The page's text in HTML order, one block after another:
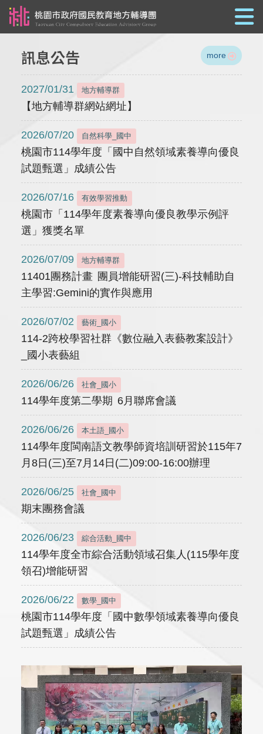
訊息公告 more
2027/01/31 地方輔導群
【地方輔導群網站網址】
2026/07/20 自然科學_國中
桃園市114學年度「國中自然領域素養導向優良
試題甄選」成績公告
2026/07/16 有效學習推動
桃園市「114學年度素養導向優良教學示例評
選」獲獎名單
2026/07/09 地方輔導群
11401團務計畫 團員增能研習(三)-科技輔助自
主學習:Gemini的實作與應用
2026/07/02 藝術_國小
114-2跨校學習社群《數位融入表藝教案設計》
_國小表藝組
2026/06/26 社會_國小
114學年度第二學期 6月聯席會議
2026/06/26 本土語_國小
114學年度閩南語文教學師資培訓研習於115年7
月8日(三)至7月14日(二)09:00-16:00辦理
2026/06/25 社會_國中
期末團務會議
2026/06/23 綜合活動_國中
114學年度全市綜合活動領域召集人(115學年度
領召)增能研習
2026/06/22 數學_國中
桃園市114學年度「國中數學領域素養導向優良
試題甄選」成績公告